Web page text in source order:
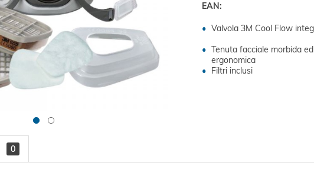
EAN:
Valvola 3M Cool Flow
Tenuta facciale morbida ed
ergonomica
Filtri inclusi
0